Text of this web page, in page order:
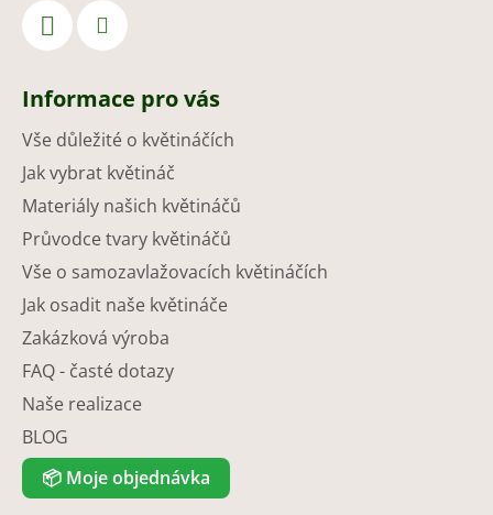
Informace pro vás
Vše důležité o květináčích
Jak vybrat květináč
Materiály našich květináčů
Průvodce tvary květináčů
Vše o samozavlažovacích květináčích
Jak osadit naše květináče
Zakázková výroba
FAQ - časté dotazy
Naše realizace
BLOG
📦 Moje objednávka